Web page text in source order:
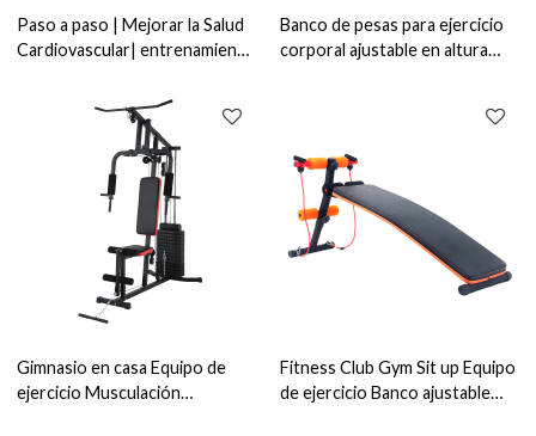
Paso a paso | Mejorar la Salud
Cardiovascular| entrenamiento
Banco de pesas para ejercicio
corporal ajustable en altura
Gimnasio en casa Equipo de
ejercicio Musculación
Fitness Club Gym Sit up Equipo
de ejercicio Banco ajustable